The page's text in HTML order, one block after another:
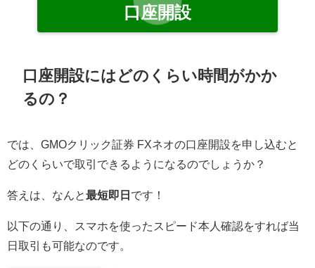
口座開設
口座開設にはどのくらい時間がかか
るの？
では、GMOクリック証券 FXネオの口座開設を申し込むと
どのくらいで取引できるようになるのでしょうか？
答えは、なんと最短即日 です！
以下の通り、スマホを使ったスピード本人確認をすれば当
日取引も可能なのです。